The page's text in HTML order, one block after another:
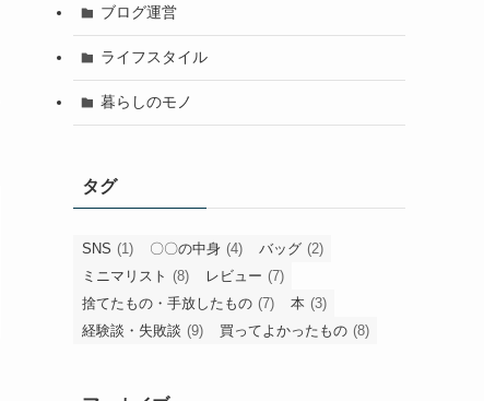
ブログ運営
ライフスタイル
暮らしのモノ
タグ
SNS (1) 〇〇の中身 (4) バッグ (2)
ミニマリスト (8) レビュー (7)
捨てたもの・手放したもの (7) 本 (3)
経験談・失敗談 (9) 買ってよかったもの (8)